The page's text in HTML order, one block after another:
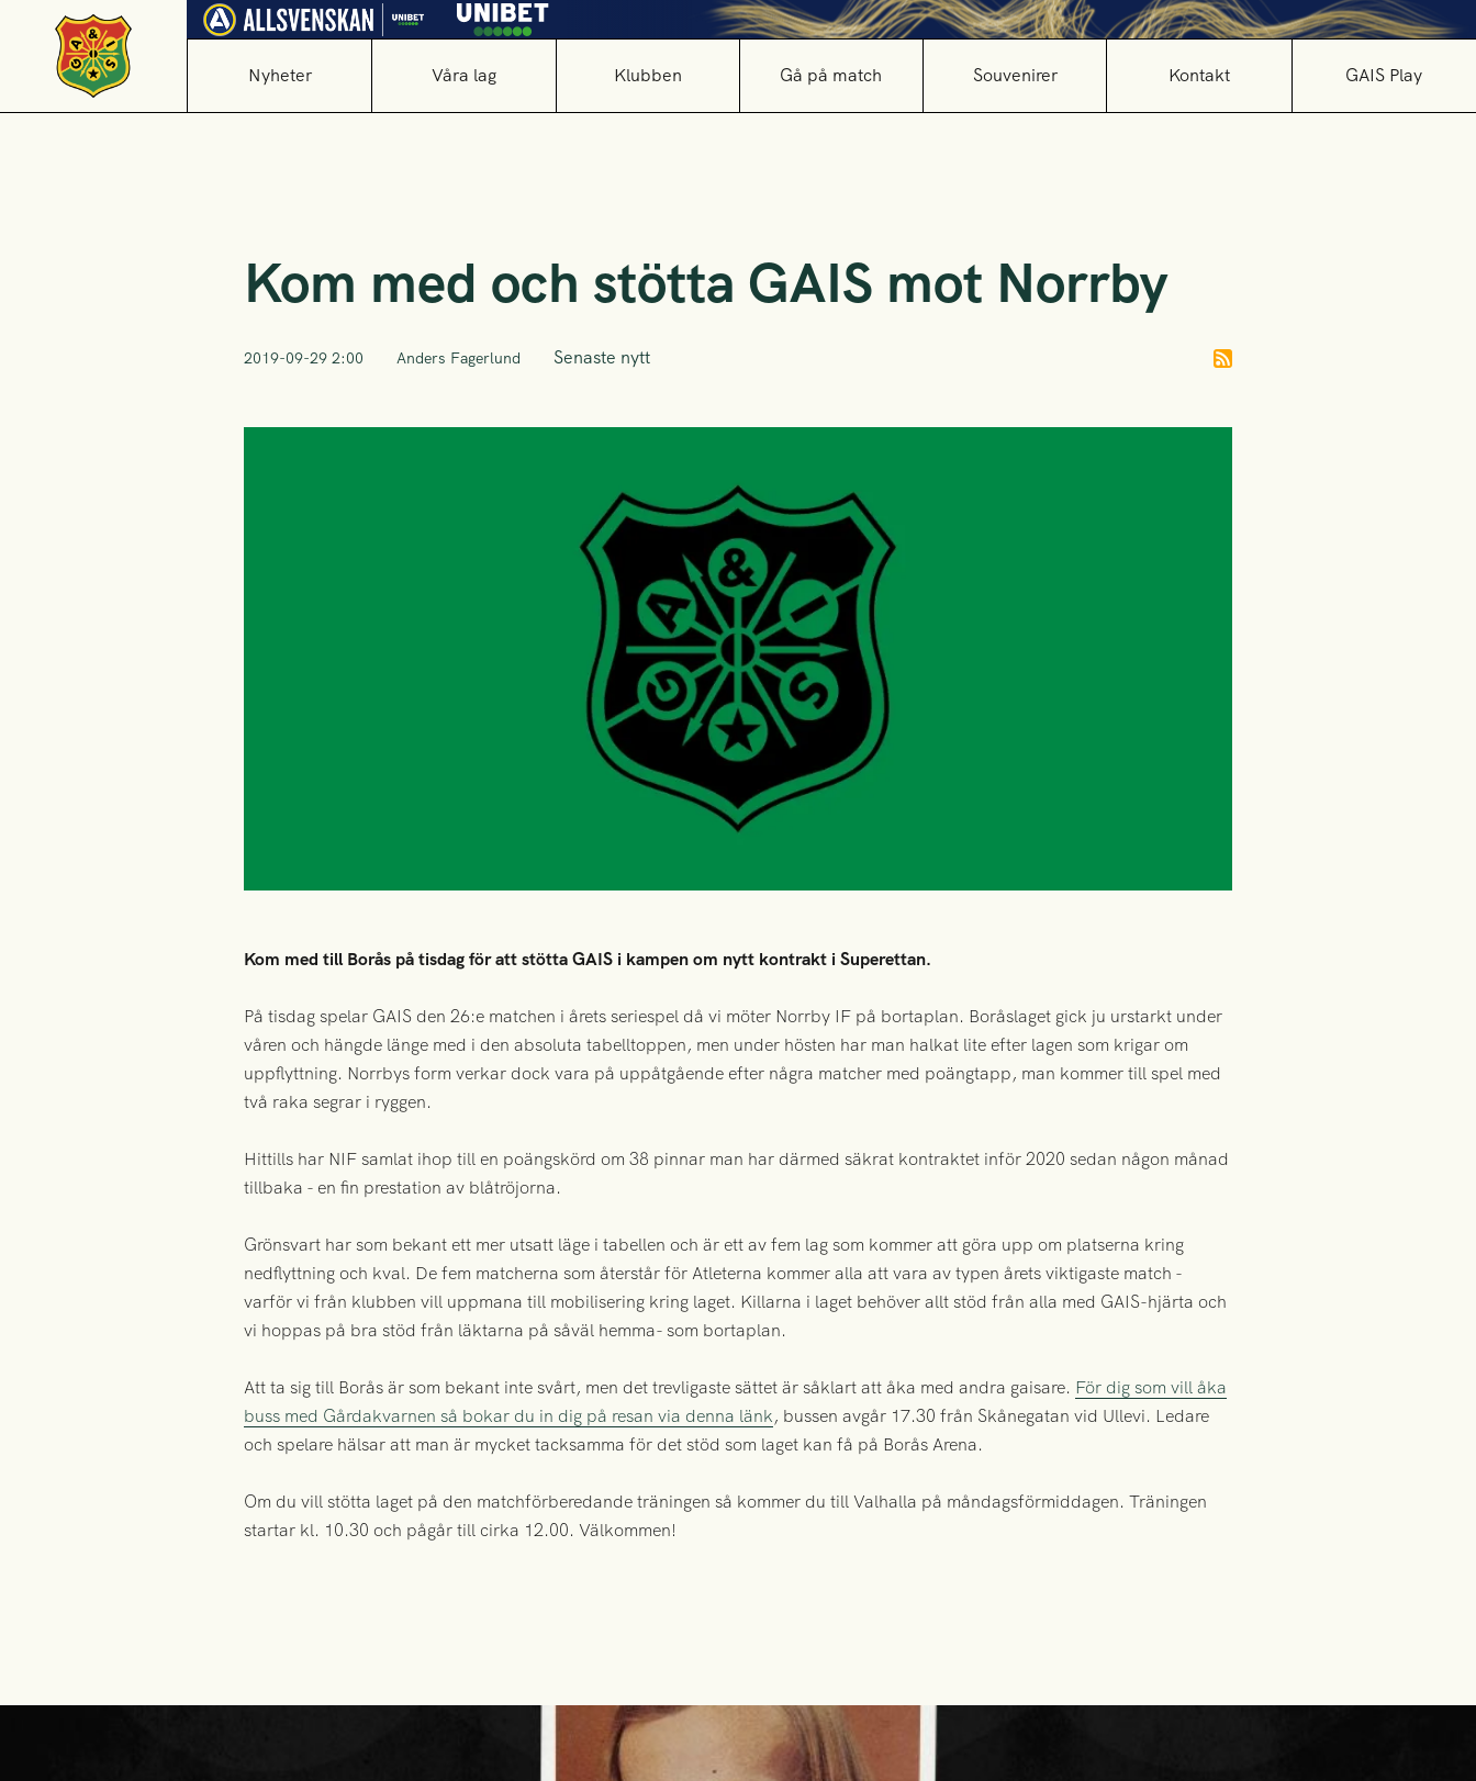
Nyheter Våra lag Klubben Gå på match Souvenirer Kontakt GAIS Play
Kom med och stötta GAIS mot Norrby
2019-09-29 2:00 Anders Fagerlund Senaste nytt
Kom med till Borås på tisdag för att stötta GAIS i kampen om nytt kontrakt i Superettan.
På tisdag spelar GAIS den 26:e matchen i årets seriespel då vi möter Norrby IF på bortaplan. Boråslaget gick ju urstarkt under
våren och hängde länge med i den absoluta tabelltoppen, men under hösten har man halkat lite efter lagen som krigar om
uppflyttning. Norrbys form verkar dock vara på uppåtgående efter några matcher med poängtapp, man kommer till spel med
två raka segrar i ryggen.
Hittills har NIF samlat ihop till en poängskörd om 38 pinnar man har därmed säkrat kontraktet inför 2020 sedan någon månad
tillbaka - en fin prestation av blåtröjorna.
Grönsvart har som bekant ett mer utsatt läge i tabellen och är ett av fem lag som kommer att göra upp om platserna kring
nedflyttning och kval. De fem matcherna som återstår för Atleterna kommer alla att vara av typen årets viktigaste match -
varför vi från klubben vill uppmana till mobilisering kring laget. Killarna i laget behöver allt stöd från alla med GAIS-hjärta och
vi hoppas på bra stöd från läktarna på såväl hemma- som bortaplan.
Att ta sig till Borås är som bekant inte svårt, men det trevligaste sättet är såklart att åka med andra gaisare. För dig som vill åka
buss med Gårdakvarnen så bokar du in dig på resan via denna länk, bussen avgår 17.30 från Skånegatan vid Ullevi. Ledare
och spelare hälsar att man är mycket tacksamma för det stöd som laget kan få på Borås Arena.
Om du vill stötta laget på den matchförberedande träningen så kommer du till Valhalla på måndagsförmiddagen. Träningen
startar kl. 10.30 och pågår till cirka 12.00. Välkommen!